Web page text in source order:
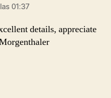
01:37
details, appreciate